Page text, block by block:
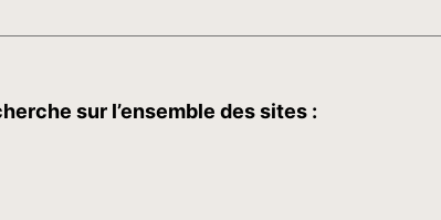
sur l’ensemble des sites :